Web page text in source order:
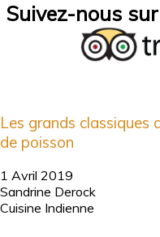
Suivez-nous
Les grands classiques
de poisson
1 Avril 2019
Sandrine Derock
Cuisine Indienne